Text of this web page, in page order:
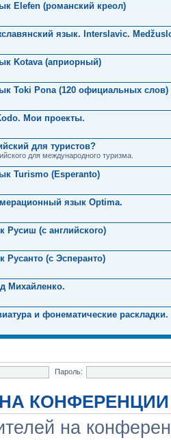
Elefen (романский креол)
язык. Interslavic.
Kotava (априорный)
Toki Pona (120 официальных слов)
Мои проекты.
для туристов?
для международного туризма.
Turismo (Esperanto)
язык Optima.
Русиш (с английского)
Русанто (с Эсперанто)
Михайленко.
и фонематические раскладки.
Пароль:
КОНФЕРЕНЦИИ
на